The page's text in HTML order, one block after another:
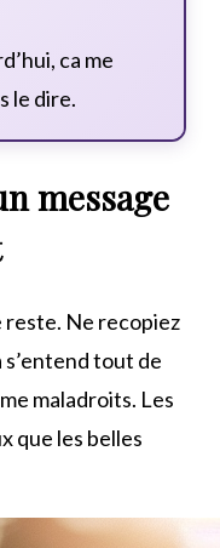
ca me
le dire.
message
reste. Ne recopiez
tout de
maladroits. Les
que les belles